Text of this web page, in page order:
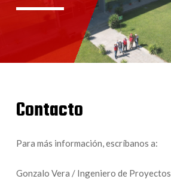
Contacto
Para más información, escríbanos a:
Gonzalo Vera / Ingeniero de Proyectos